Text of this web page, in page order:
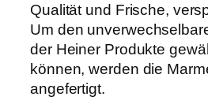
Qualität und Frische,
Um den
der Heiner Produkte
können, werden die
angefertigt.